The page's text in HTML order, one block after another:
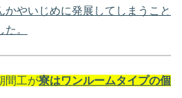
やいじめに発展してしまうこと
。
間工が寮はワンルームタイプの個